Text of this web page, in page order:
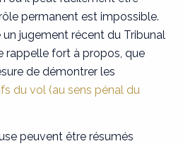
permanent est impossible.
jugement récent du Tribunal
rappelle fort à propos, que
de démontrer les
du vol (au sens pénal du
peuvent être résumés